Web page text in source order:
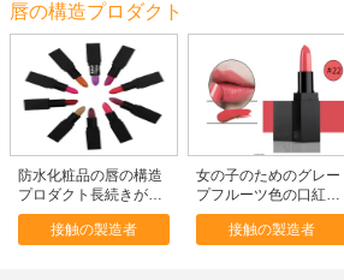
唇の構造プロダクト
防水化粧品の唇の構造
プロダクト長続きがす
るピンクの裸の口紅
接触の製造者
女の子のためのグレー
プフルーツ色の口紅を
魅了する30の色の唇の
構造プロダクト
接触の製造者